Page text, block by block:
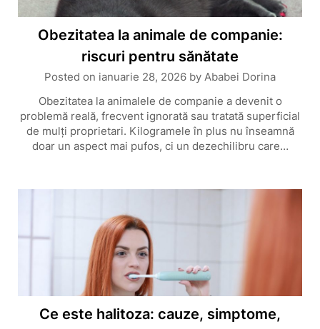
Obezitatea la animale de companie:
riscuri pentru sănătate
Posted on ianuarie 28, 2026 by Ababei Dorina
Obezitatea la animalele de companie a devenit o
problemă reală, frecvent ignorată sau tratată superficial
de mulți proprietari. Kilogramele în plus nu înseamnă
doar un aspect mai pufos, ci un dezechilibru care…
Ce este halitoza: cauze, simptome,